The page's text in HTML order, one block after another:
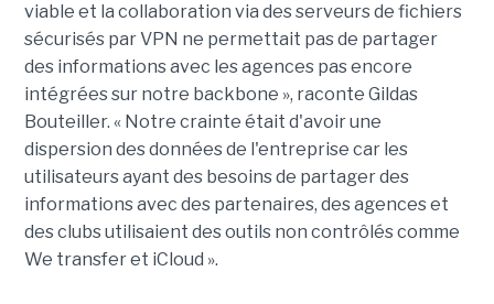
viable et la collaboration via des serveurs de fichiers
sécurisés par VPN ne permettait pas de partager
des informations avec les agences pas encore
intégrées sur notre backbone », raconte Gildas
Bouteiller. « Notre crainte était d'avoir une
dispersion des données de l'entreprise car les
utilisateurs ayant des besoins de partager des
informations avec des partenaires, des agences et
des clubs utilisaient des outils non contrôlés comme
We transfer et iCloud ».